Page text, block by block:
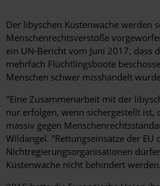
Der libyschen Küstenwache werden
Menschenrechtsverstöße
ein UN-Bericht vom Juni 2017, dass
mehrfach Flüchtlingsboote
Menschen schwer misshandelt
"Eine Zusammenarbeit mit der
nur erfolgen, wenn sichergestellt ist,
massiv gegen
Wildangel. "Rettungseinsätze der EU
Nichtregierungsorganisationen
Küstenwache nicht behindert